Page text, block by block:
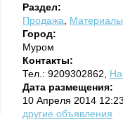
Раздел:
Продажа
Материалы
Город:
Муром
Контакты:
Тел.: 9209302862,
Дата размещения:
10 Апреля 2014
другие объявления